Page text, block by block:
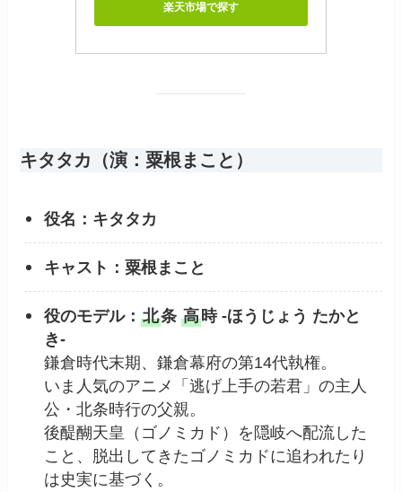
楽天市場で探す
キタタカ（演：粟根まこと）
役名：キタタカ
キャスト：粟根まこと
役のモデル：北条高 時 -ほうじょう たかと
き-
鎌倉時代末期、鎌倉幕府の第14代執権。
いま人気のアニメ「逃げ上手の若君」の主人
公・北条時行の父親。
後醍醐天皇（ゴノミカド）を隠岐へ配流した
こと、脱出してきたゴノミカドに追われたり
は史実に基づく。